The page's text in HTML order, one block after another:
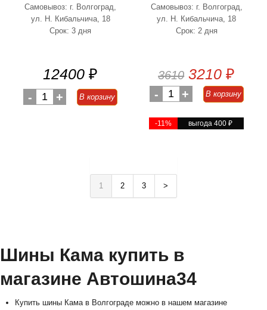
Самовывоз: г. Волгоград,
ул. Н. Кибальчича, 18
Срок: 3 дня
12400 ₽
- 1 + В корзину
Самовывоз: г. Волгоград,
ул. Н. Кибальчича, 18
Срок: 2 дня
3610 3210 ₽
- 1 + В корзину
-11% выгода 400₽
1 2 3 >
Шины Кама купить в
магазине Автошина34
Купить шины Кама в Волгограде можно в нашем магазине